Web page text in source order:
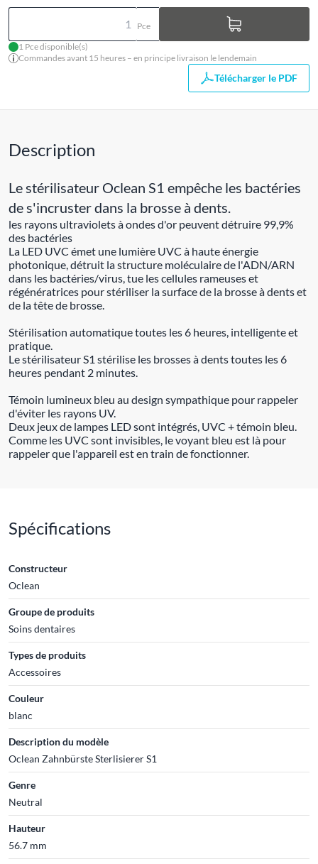
Pce
1 Pce disponible(s)
Commandes avant 15 heures – en principe livraison le lendemain
Télécharger le PDF
Description
Le stérilisateur Oclean S1 empêche les bactéries
de s'incruster dans la brosse à dents.
les rayons ultraviolets à ondes d'or peuvent détruire 99,9%
des bactéries
La LED UVC émet une lumière UVC à haute énergie
photonique, détruit la structure moléculaire de l'ADN/ARN
dans les bactéries/virus, tue les cellules rameuses et
régénératrices pour stériliser la surface de la brosse à dents et
de la tête de brosse.
Stérilisation automatique toutes les 6 heures, intelligente et
pratique.
Le stérilisateur S1 stérilise les brosses à dents toutes les 6
heures pendant 2 minutes.
Témoin lumineux bleu au design sympathique pour rappeler
d'éviter les rayons UV.
Deux jeux de lampes LED sont intégrés, UVC + témoin bleu.
Comme les UVC sont invisibles, le voyant bleu est là pour
rappeler que l'appareil est en train de fonctionner.
Spécifications
Constructeur
Oclean
Groupe de produits
Soins dentaires
Types de produits
Accessoires
Couleur
blanc
Description du modèle
Oclean Zahnbürste Sterlisierer S1
Genre
Neutral
Hauteur
56.7 mm